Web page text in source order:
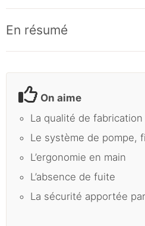
En résumé
On aime
La qualité de
Le système de pompe,
L’ergonomie en main
L’absence de fuite
La sécurité apportée